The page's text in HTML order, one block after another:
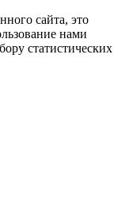
сайта, это
нами
статистических